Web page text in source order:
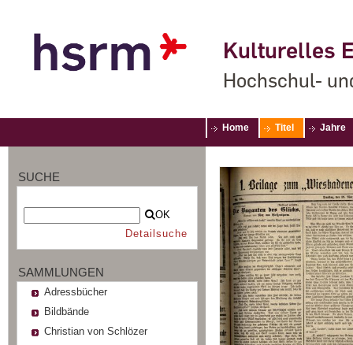
Kulturelles
Hochschul-
Home Titel Jahre
SUCHE
OK
Detailsuche
SAMMLUNGEN
Adressbücher
Bildbände
Christian von Schlözer